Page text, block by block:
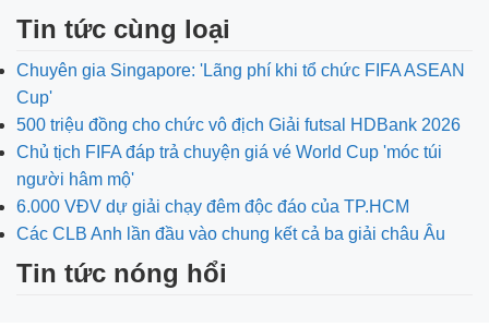
Tin tức cùng loại
Chuyên gia Singapore: 'Lãng phí khi tổ chức FIFA ASEAN
Cup'
500 triệu đồng cho chức vô địch Giải futsal HDBank 2026
Chủ tịch FIFA đáp trả chuyện giá vé World Cup 'móc túi
người hâm mộ'
6.000 VĐV dự giải chạy đêm độc đáo của TP.HCM
Các CLB Anh lần đầu vào chung kết cả ba giải châu Âu
Tin tức nóng hổi